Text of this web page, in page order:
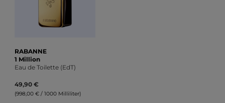
RABANNE
1 Million
Eau de Toilette (EdT)
49,90 €
(998,00 € / 1000 Milliliter)